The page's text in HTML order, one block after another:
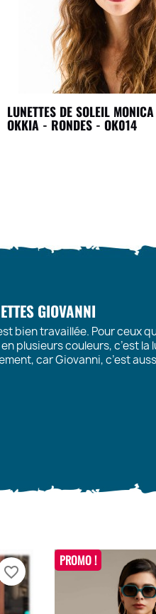
LUNETTES DE SOLEIL MONICA
OKKIA - RONDES - OK014
GIOVANNI
bien travaillée. Pour ceux
plusieurs couleurs, c’est la
car Giovanni, c’est
favorite_border
PROMO !